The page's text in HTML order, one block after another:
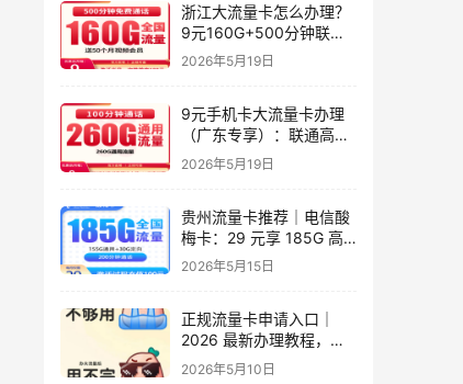
浙江大流量卡怎么办理？
9元160G+500分钟联通
星屿卡
2026年5月19日
9元手机卡大流量卡办理
（广东专享）：联通高性
价比套餐实测指南
2026年5月19日
贵州流量卡推荐｜电信酸
梅卡：29 元享 185G 高
速流量 + 200 分钟，长期
2026年5月15日
正规流量卡申请入口｜
2026 最新办理教程，小
白零踩坑，附避坑技巧
2026年5月10日